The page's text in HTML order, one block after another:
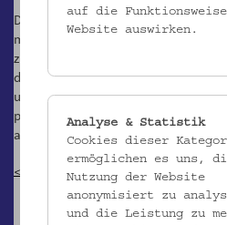
Dušou historicky utváraného
medzi všetkými, ktorí na danom
značne nalomí – násilím, lúpením či
dlhú dobu. Miestne spoločenstvo si
uchováva v pamäti: správanie
politicko-ideologické zmeny na
aktívne chránili a udržiavali
< zurück zur Überblicksseite
auf die
Website auswirken.
Analyse & Statistik
Cookies dieser
ermöglichen es uns,
Nutzung der Website
anonymisiert zu
und die Leistung zu